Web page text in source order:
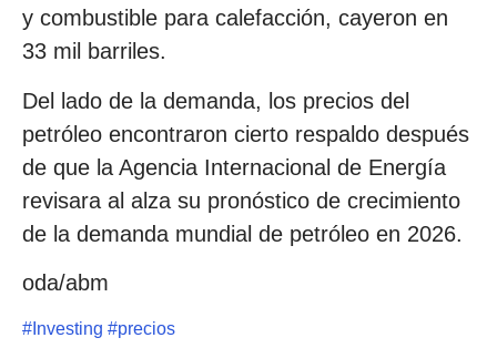
y combustible para calefacción, cayeron en
33 mil barriles.
Del lado de la demanda, los precios del
petróleo encontraron cierto respaldo después
de que la Agencia Internacional de Energía
revisara al alza su pronóstico de crecimiento
de la demanda mundial de petróleo en 2026.
oda/abm
# Investing #precios